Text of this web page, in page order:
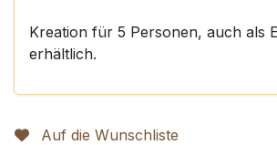
Kreation für 5 Personen, auch als
erhältlich.
Auf die Wunschliste